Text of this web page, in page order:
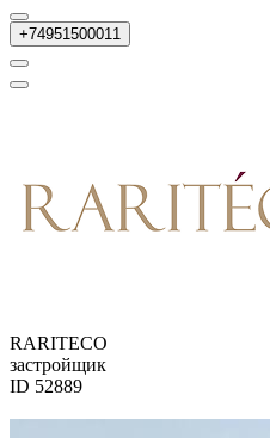
+74951500011
RARITECO
застройщик
ID 52889